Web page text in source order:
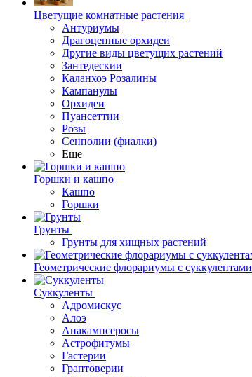
Цветущие комнатные растения
Антуриумы
Драгоценные орхидеи
Другие виды цветущих растений
Зантедескии
Каланхоэ Розалины
Кампанулы
Орхидеи
Пуансеттии
Розы
Сенполии (фиалки)
Еще
Горшки и кашпо
Кашпо
Горшки
Грунты
Грунты для хищных растений
Геометрические флорариумы с суккулентами
Суккуленты
Адромискус
Алоэ
Анакампсеросы
Астрофитумы
Гастерии
Граптоверии